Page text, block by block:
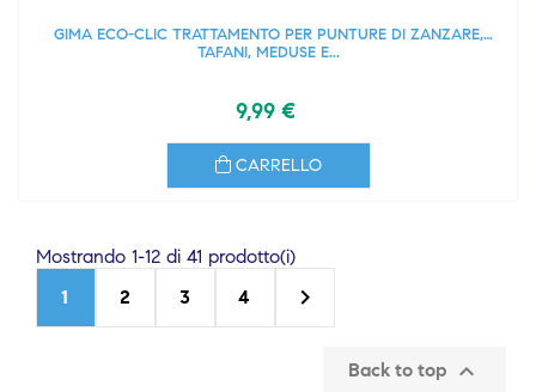
GIMA ECO-CLIC TRATTAMENTO PER PUNTURE DI ZANZARE,
TAFANI, MEDUSE E...
9,99 €
CARRELLO
Mostrando 1-12 di 41 prodotto(i)
1
2 3 4 
Back to top 